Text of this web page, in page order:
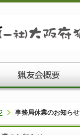
事務局休業のお知らせ